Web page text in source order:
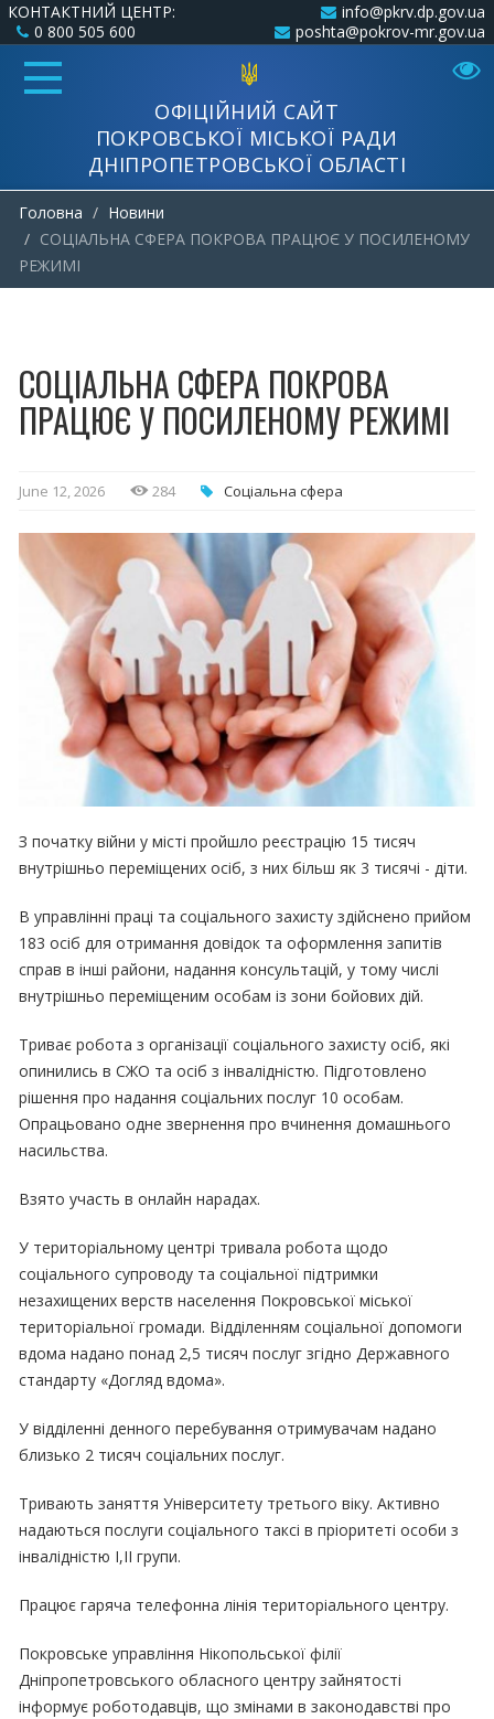
КОНТАКТНИЙ ЦЕНТР:
0 800 505 600
info@pkrv.dp.gov.ua
poshta@pokrov-mr.gov.ua
ОФІЦІЙНИЙ САЙТ
ПОКРОВСЬКОЇ МІСЬКОЇ РАДИ
ДНІПРОПЕТРОВСЬКОЇ ОБЛАСТІ
Головна
Новини
СОЦІАЛЬНА СФЕРА ПОКРОВА ПРАЦЮЄ У ПОСИЛЕНОМУ
РЕЖИМІ
СОЦІАЛЬНА СФЕРА ПОКРОВА
ПРАЦЮЄ У ПОСИЛЕНОМУ РЕЖИМІ
June 12, 2026 284 Соціальна сфера
З початку війни у місті пройшло реєстрацію 15 тисяч
внутрішньо переміщених осіб, з них більш як 3 тисячі - діти.
В управлінні праці та соціального захисту здійснено прийом
183 осіб для отримання довідок та оформлення запитів
справ в інші райони, надання консультацій, у тому числі
внутрішньо переміщеним особам із зони бойових дій.
Триває робота з організації соціального захисту осіб, які
опинились в СЖО та осіб з інвалідністю. Підготовлено
рішення про надання соціальних послуг 10 особам.
Опрацьовано одне звернення про вчинення домашнього
насильства.
Взято участь в онлайн нарадах.
У територіальному центрі тривала робота щодо
соціального супроводу та соціальної підтримки
незахищених верств населення Покровської міської
територіальної громади. Відділенням соціальної допомоги
вдома надано понад 2,5 тисяч послуг згідно Державного
стандарту «Догляд вдома».
У відділенні денного перебування отримувачам надано
близько 2 тисяч соціальних послуг.
Тривають заняття Університету третього віку. Активно
надаються послуги соціального таксі в пріоритеті особи з
інвалідністю І,ІІ групи.
Працює гаряча телефонна лінія територіального центру.
Покровське управління Нікопольської філії
Дніпропетровського обласного центру зайнятості
інформує роботодавців, що змінами в законодавстві про